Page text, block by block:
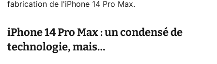
fabrication de l'iPhone 14 Pro Max.
iPhone 14 Pro Max : un condensé de
technologie, mais…